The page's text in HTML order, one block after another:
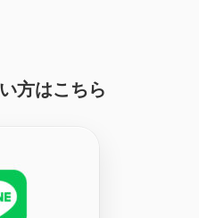
方はこちら